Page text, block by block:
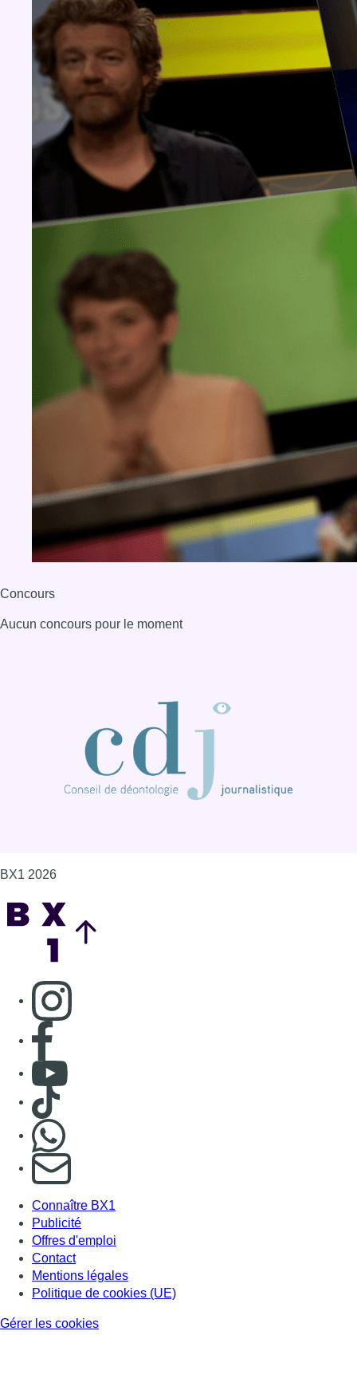
Concours
Aucun concours pour le moment
BX1 2026
Consulter page Instagram
Consulter page Facebook
Consulter Youtube
Consulter TikTok
S'abonner à notre newsletter
Connaître BX1
Publicité
Offres d'emploi
Contact
Mentions légales
Politique de cookies (UE)
Gérer les cookies